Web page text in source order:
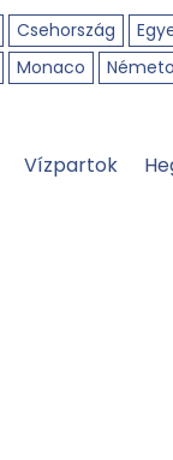
Csehország
Monaco
Vízpartok